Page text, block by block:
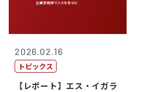
2026.02.16
トピックス
【レポート】エス・イガラ